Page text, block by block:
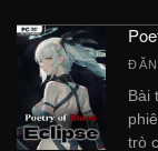
Bài
trò